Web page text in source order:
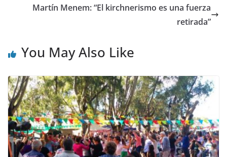
Martín Menem: “El kirchnerismo es una fuerza
retirada”
You May Also Like